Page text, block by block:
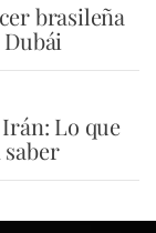
brasileña
Lo que